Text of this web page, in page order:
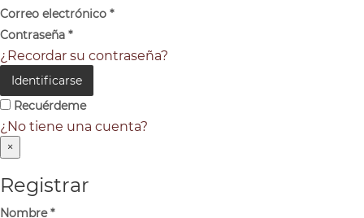
Correo electrónico *
Contraseña *
¿Recordar su contraseña?
Identificarse
Recuérdeme
¿No tiene una cuenta?
×
Registrar
Nombre*